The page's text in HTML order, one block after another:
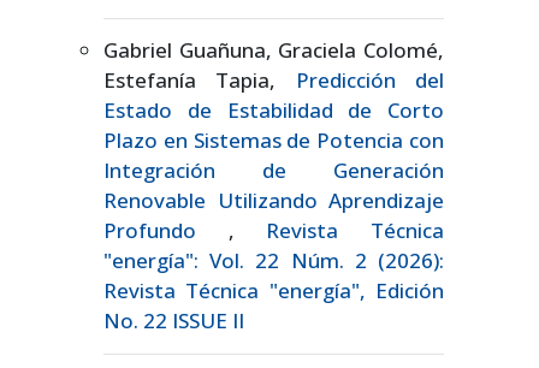
Gabriel Guañuna, Graciela Colomé,
Estefanía Tapia,
Predicción del
Estado de Estabilidad de Corto
Plazo en Sistemas de Potencia con
Integración de Generación
Renovable Utilizando Aprendizaje
Profundo , Revista Técnica
"energía": Vol. 22 Núm. 2 (2026):
Revista Técnica "energía", Edición
No. 22 ISSUE II